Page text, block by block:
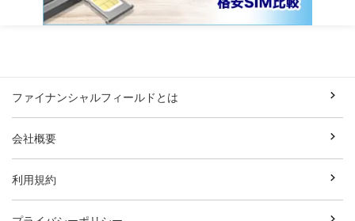
ファイナンシャルフィールドとは
会社概要
利用規約